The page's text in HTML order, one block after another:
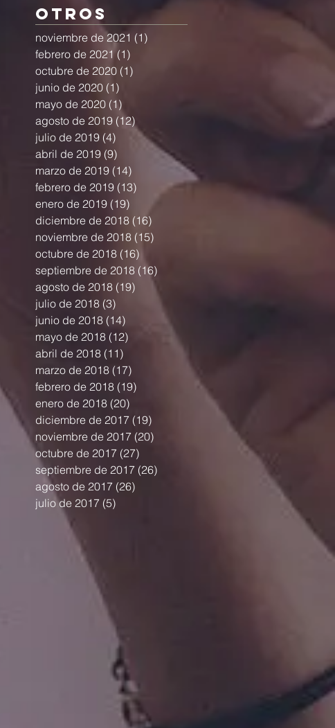
Otros
noviembre de 2021 (1)
febrero de 2021 (1)
octubre de 2020 (1)
junio de 2020 (1)
mayo de 2020 (1)
agosto de 2019 (12)
julio de 2019 (4) 4 entradas
abril de 2019 (9) 9 entradas
marzo de 2019 (14) 14 entradas
febrero de 2019 (13) 13 entradas
enero de 2019 (19) 19 entradas
diciembre de 2018 (16)
noviembre de 2018 (15)
octubre de 2018 (16)
septiembre de 2018 (16)
agosto de 2018 (19) 19 entradas
julio de 2018 (3)
junio de 2018 (14) 14 entradas
mayo de 2018 (12) 12 entradas
abril de 2018 (11)
marzo de 2018 (17)
febrero de 2018 (19)
enero de 2018 (20)
diciembre de 2017 (19)
noviembre de 2017 (20)
octubre de 2017 (27)
septiembre de 2017 (26)
agosto de 2017 (26)
julio de 2017 (5)